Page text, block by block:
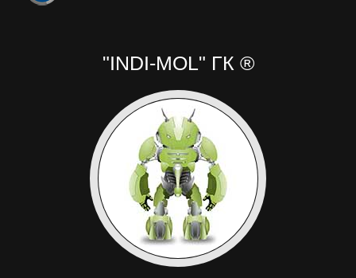
"INDI-MOL" ГК ®